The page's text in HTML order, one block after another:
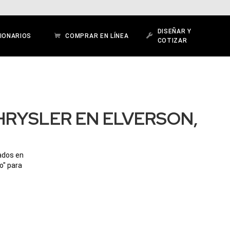
COMPRAR EN LÍNEA
DISEÑAR Y
COTIZAR
EN ELVERSON,
en
para